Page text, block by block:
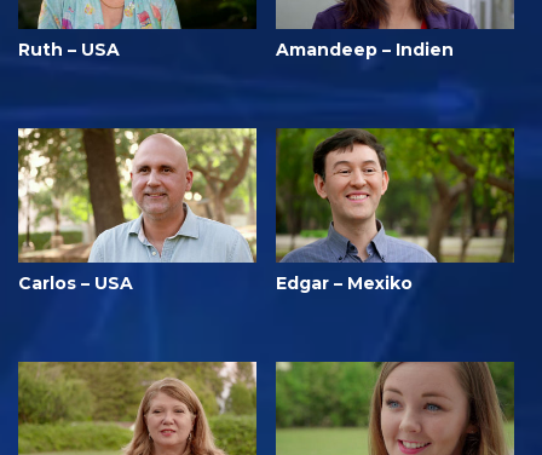
Ruth – USA Amandeep – Indien
Carlos – USA Edgar – Mexiko